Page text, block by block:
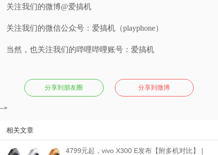
关注我们的微博@爱搞机
关注我们的微信公众号：爱搞机（playphone）
当然，也关注我们的哔哩哔哩账号：爱搞机
分享到朋友圈 分享到微博
-->
相关文章
4799元起，vivo X300 E发布【附多机对比】 |